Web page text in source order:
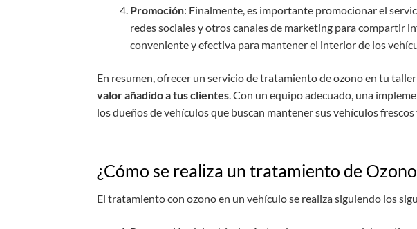
Promoción: Finalmente, es importante promocionar el
redes sociales y otros canales de marketing para compartir
conveniente y efectiva para mantener el interior de los
En resumen, ofrecer un servicio de tratamiento de ozono en tu taller
valor añadido a tus clientes . Con un equipo adecuado, una
los dueños de vehículos que buscan mantener sus vehículos frescos
¿Cómo se realiza un tratamiento de
El tratamiento con ozono en un vehículo se realiza siguiendo los